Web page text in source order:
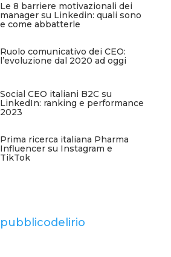
Le 8 barriere motivazionali dei
manager su Linkedin: quali sono
e come abbatterle
Ruolo comunicativo dei CEO:
l’evoluzione dal 2020 ad oggi
Social CEO italiani B2C su
LinkedIn: ranking e performance
2023
Prima ricerca italiana Pharma
Influencer su Instagram e
TikTok